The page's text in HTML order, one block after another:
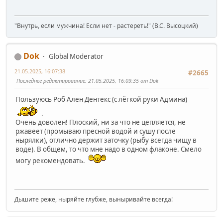
"Внутрь, если мужчина! Если нет - растереть!" (В.С. Высоцкий)
Dok
Global Moderator
#2665
21.05.2025, 16:07:38
Последнее редактирование: 21.05.2025, 16:09:35 от Dok
Пользуюсь Роб Ален Дентекс (с лёгкой руки Админа)
.
Очень доволен! Плоский, ни за что не цепляется, не
ржавеет (промываю пресной водой и сушу после
нырялки), отлично держит заточку (рыбу всегда чищу в
воде). В общем, то что мне надо в одном флаконе. Смело
могу рекомендовать.
Дышите реже, ныряйте глубже, выныривайте всегда!